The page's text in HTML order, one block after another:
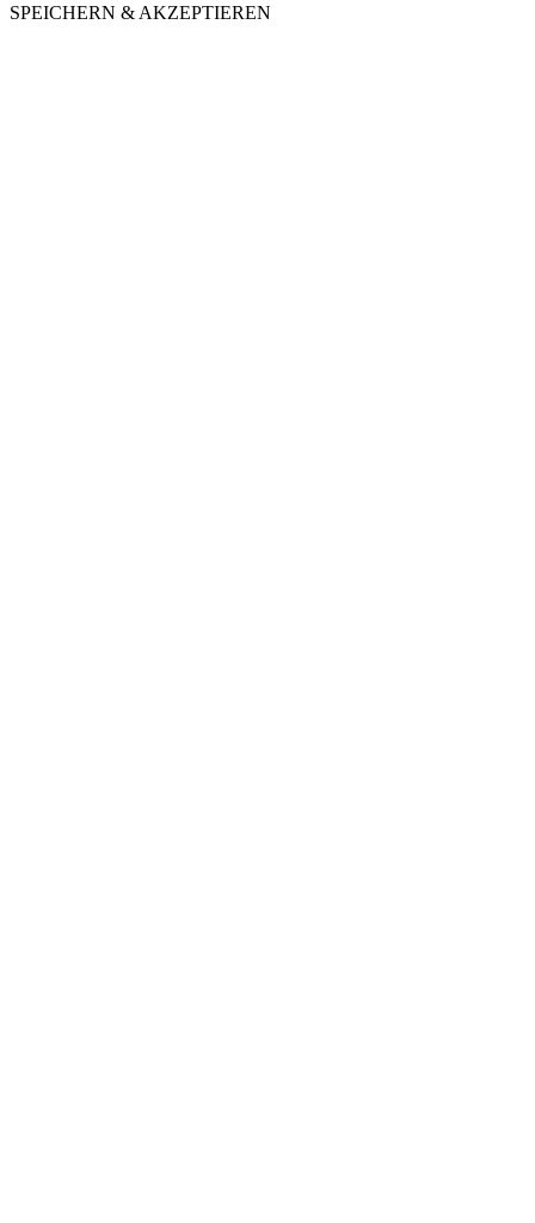
SPEICHERN & AKZEPTIEREN